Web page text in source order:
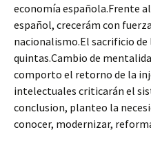
economía española.Frente
español, crecerám con
nacionalismo.El sacrificio de
quintas.Cambio de
comporto el retorno de la
intelectuales criticarán el
conclusion, planteo la
conocer, modernizar,